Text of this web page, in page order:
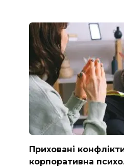
Приховані
корпоративна